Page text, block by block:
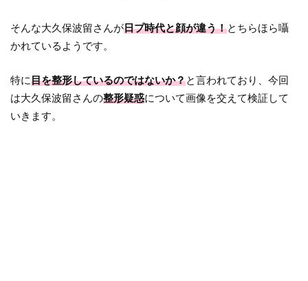
そんな大久保波留さんが日プ時代と顔が違う！とちらほら囁
かれているようです。
特に目を整形しているのではないか？と言われており、今回
は大久保波留さんの整形疑惑について画像を交えて検証して
いきます。